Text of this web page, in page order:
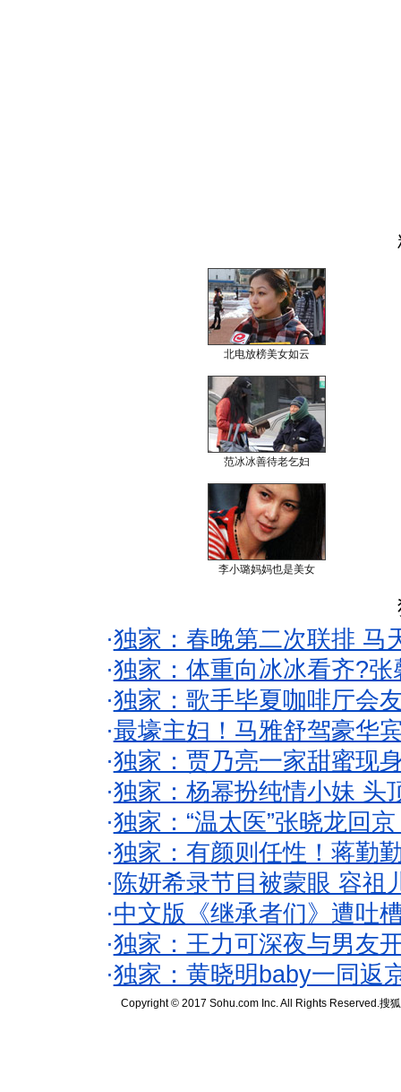
北电放榜美女如云
范冰冰善待老乞妇
李小璐妈妈也是美女
·独家：春晚第二次联排 马
·独家：体重向冰冰看齐?
·独家：歌手毕夏咖啡厅会
·最壕主妇！马雅舒驾豪华
·独家：贾乃亮一家甜蜜现
·独家：杨幂扮纯情小妹 头
·独家：“温太医”张晓龙回
·独家：有颜则任性！蒋勤
· 陈妍希录节目被蒙眼 容祖
·中文版《继承者们》遭吐
·独家：王力可深夜与男友
·独家：黄晓明baby一同返
Copyright © 2017 Sohu.com Inc. All Rights Reserved.搜